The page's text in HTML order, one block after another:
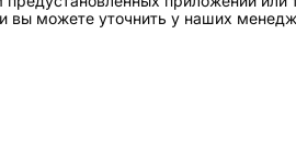
вы можете уточнить у наших